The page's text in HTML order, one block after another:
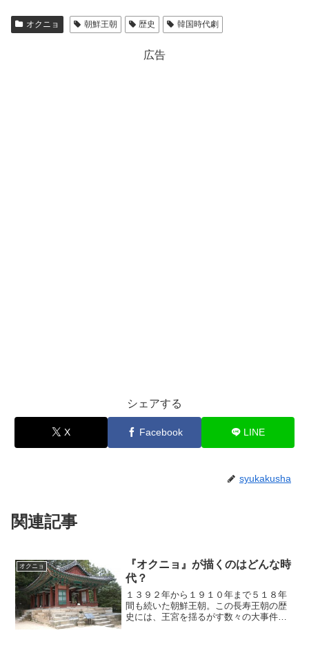
オクニョ 朝鮮王朝 歴史 韓国時代劇
広告
シェアする
X Facebook LINE
syukakusha
関連記事
オクニョ
『オクニョ』が描くのはどんな時
代？
１３９２年から１９１０年まで５１８年
間も続いた朝鮮王朝。この長寿王朝の歴
史には、王宮を揺るがす数々の大事件が